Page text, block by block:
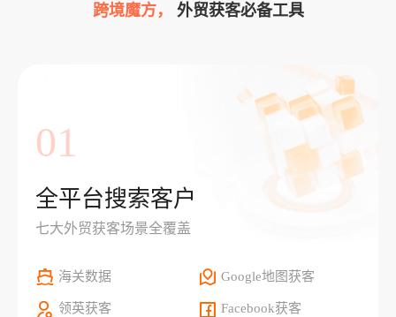
跨境魔方， 外贸获客必备工具
01
全平台搜索客户
七大外贸获客场景全覆盖
海关数据 Google地图获客
领英获客 Facebook获客